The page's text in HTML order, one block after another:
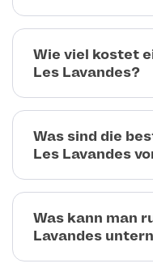
Wie viel kostet
Les Lavandes?
Was sind die
Les Lavandes
Was kann man
Lavandes